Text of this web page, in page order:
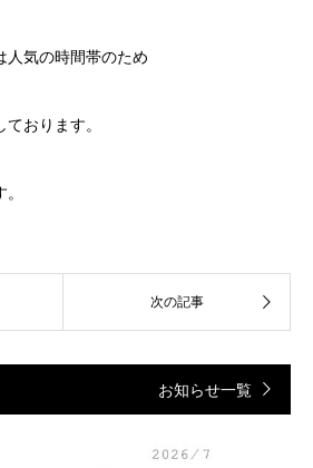
人気の時間帯のため
おります。
お知らせ一覧